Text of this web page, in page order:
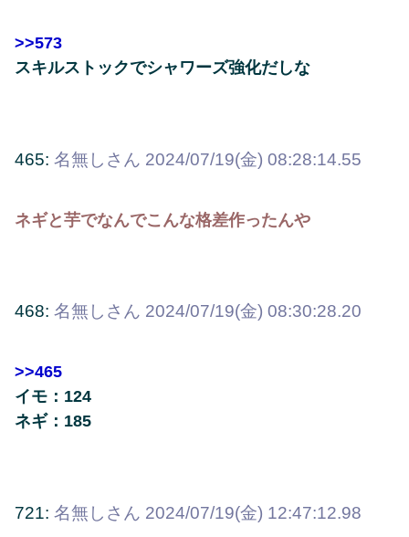
>>573
スキルストックでシャワーズ強化だしな
465: 名無しさん 2024/07/19(金) 08:28:14.55
ネギと芋でなんでこんな格差作ったんや
468: 名無しさん 2024/07/19(金) 08:30:28.20
>>465
イモ：124
ネギ：185
721: 名無しさん 2024/07/19(金) 12:47:12.98